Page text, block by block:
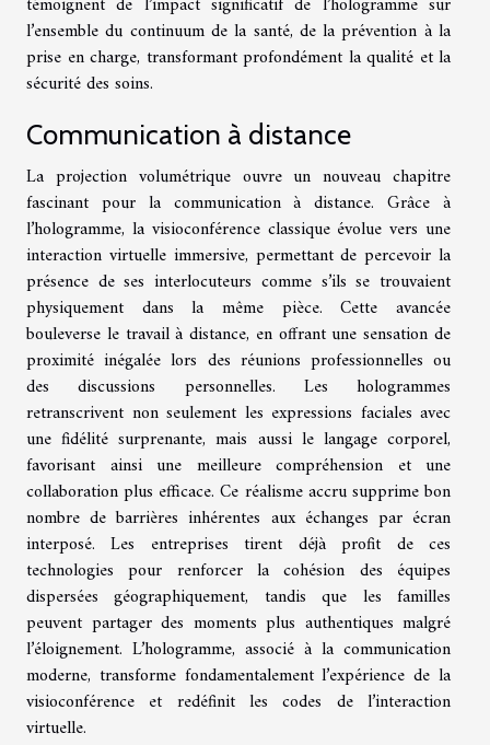
l’ensemble du continuum de la santé, de la prévention à la
prise en charge, transformant profondément la qualité et la
sécurité des soins.
Communication à distance
La projection volumétrique ouvre un nouveau chapitre
fascinant pour la communication à distance. Grâce à
l’hologramme, la visioconférence classique évolue vers une
interaction virtuelle immersive, permettant de percevoir la
présence de ses interlocuteurs comme s’ils se trouvaient
physiquement dans la même pièce. Cette avancée
bouleverse le travail à distance, en offrant une sensation de
proximité inégalée lors des réunions professionnelles ou
des discussions personnelles. Les hologrammes
retranscrivent non seulement les expressions faciales avec
une fidélité surprenante, mais aussi le langage corporel,
favorisant ainsi une meilleure compréhension et une
collaboration plus efficace. Ce réalisme accru supprime bon
nombre de barrières inhérentes aux échanges par écran
interposé. Les entreprises tirent déjà profit de ces
technologies pour renforcer la cohésion des équipes
dispersées géographiquement, tandis que les familles
peuvent partager des moments plus authentiques malgré
l’éloignement. L’hologramme, associé à la communication
moderne, transforme fondamentalement l’expérience de la
visioconférence et redéfinit les codes de l’interaction
virtuelle.